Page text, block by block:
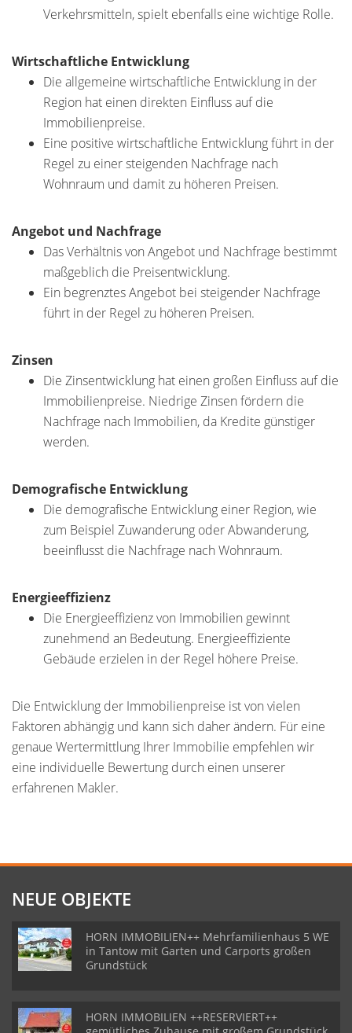
Verkehrsmitteln, spielt ebenfalls eine wichtige Rolle.
Wirtschaftliche Entwicklung
Die allgemeine wirtschaftliche Entwicklung in der
Region hat einen direkten Einfluss auf die
Immobilienpreise.
Eine positive wirtschaftliche Entwicklung führt in der
Regel zu einer steigenden Nachfrage nach
Wohnraum und damit zu höheren Preisen.
Angebot und Nachfrage
Das Verhältnis von Angebot und Nachfrage bestimmt
maßgeblich die Preisentwicklung.
Ein begrenztes Angebot bei steigender Nachfrage
führt in der Regel zu höheren Preisen.
Zinsen
Die Zinsentwicklung hat einen großen Einfluss auf die
Immobilienpreise. Niedrige Zinsen fördern die
Nachfrage nach Immobilien, da Kredite günstiger
werden.
Demografische Entwicklung
Die demografische Entwicklung einer Region, wie
zum Beispiel Zuwanderung oder Abwanderung,
beeinflusst die Nachfrage nach Wohnraum.
Energieeffizienz
Die Energieeffizienz von Immobilien gewinnt
zunehmend an Bedeutung. Energieeffiziente
Gebäude erzielen in der Regel höhere Preise.
Die Entwicklung der Immobilienpreise ist von vielen
Faktoren abhängig und kann sich daher ändern. Für eine
genaue Wertermittlung Ihrer Immobilie empfehlen wir
eine individuelle Bewertung durch einen unserer
erfahrenen Makler.
NEUE OBJEKTE
HORN IMMOBILIEN++ Mehrfamilienhaus 5 WE
in Tantow mit Garten und Carports großen
Grundstück
HORN IMMOBILIEN ++RESERVIERT++